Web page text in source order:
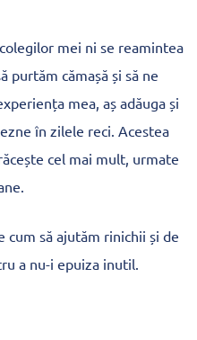
mei ni se reamintea
purtăm cămașă și să ne
mea, aș adăuga și
în zilele reci. Acestea
cel mai mult, urmate
cum să ajutăm rinichii și de
a nu-i epuiza inutil.